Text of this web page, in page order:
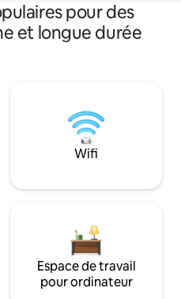
pour des
et longue durée
Wifi
Espace de travail
pour ordinateur